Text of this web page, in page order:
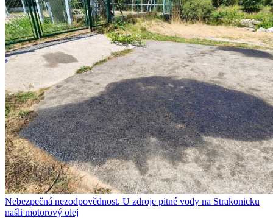
Nebezpečná nezodpovědnost. U zdroje pitné vody na Strakonicku
našli motorový olej